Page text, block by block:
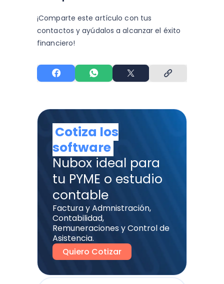
¡Comparte este artículo con tus
contactos y ayúdalos a alcanzar el éxito
financiero!
Cotiza los
software
Nubox ideal para
tu PYME o estudio
contable
Factura y Admnistración,
Contabilidad,
Remuneraciones y Control de
Asistencia.
Quiero Cotizar